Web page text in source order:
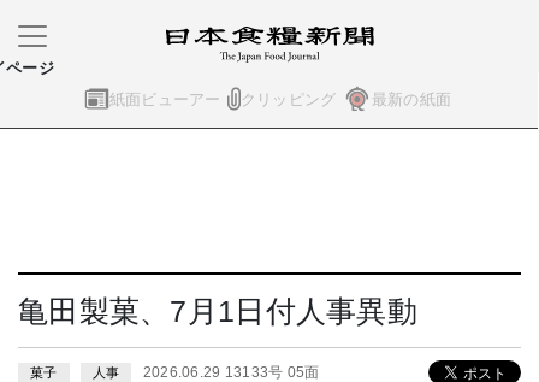
紙面ビューアー クリッピング 最新の紙面
ページ
亀田製菓、7月1日付人事異動
菓子 人事 2026.06.29 13133号 05面